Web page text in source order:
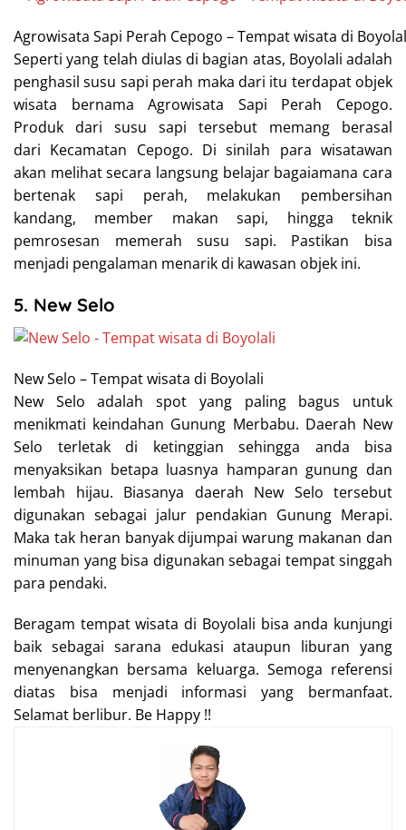
Agrowisata Sapi Perah Cepogo – Tempat wisata di
Seperti yang telah diulas di bagian atas, Boyolali adalah
penghasil susu sapi perah maka dari itu terdapat objek
wisata bernama Agrowisata Sapi Perah Cepogo.
Produk dari susu sapi tersebut memang berasal
dari Kecamatan Cepogo. Di sinilah para wisatawan
akan melihat secara langsung belajar bagaiamana cara
bertenak sapi perah, melakukan pembersihan
kandang, member makan sapi, hingga teknik
pemrosesan memerah susu sapi. Pastikan bisa
menjadi pengalaman menarik di kawasan objek ini.
5. New Selo
New Selo – Tempat wisata di Boyolali
New Selo adalah spot yang paling bagus untuk
menikmati keindahan Gunung Merbabu. Daerah New
Selo terletak di ketinggian sehingga anda bisa
menyaksikan betapa luasnya hamparan gunung dan
lembah hijau. Biasanya daerah New Selo tersebut
digunakan sebagai jalur pendakian Gunung Merapi.
Maka tak heran banyak dijumpai warung makanan dan
minuman yang bisa digunakan sebagai tempat singgah
para pendaki.
Beragam tempat wisata di Boyolali bisa anda kunjungi
baik sebagai sarana edukasi ataupun liburan yang
menyenangkan bersama keluarga. Semoga referensi
diatas bisa menjadi informasi yang bermanfaat.
Selamat berlibur. Be Happy !!